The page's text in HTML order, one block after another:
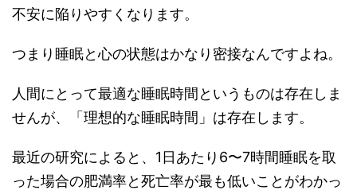
不安に陥りやすくなります。
つまり睡眠と心の状態はかなり密接なんですよね。
人間にとって最適な睡眠時間というものは存在しま
せんが、「理想的な睡眠時間」は存在します。
最近の研究によると、1日あたり6〜7時間睡眠を取
った場合の肥満率と死亡率が最も低いことがわかっ